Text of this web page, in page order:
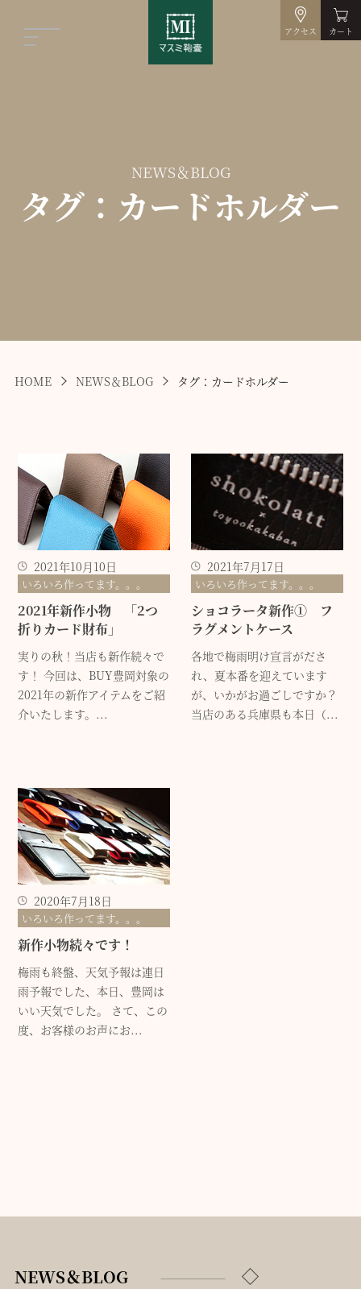
アクセス カート
NEWS＆BLOG
タグ：カードホルダー
HOME NEWS＆BLOG タグ：カードホルダー
2021年10月10日
いろいろ作ってます。。。
2021年新作小物 「2つ
折りカード財布」
実りの秋！当店も新作続々で
す！ 今回は、BUY豊岡対象の
2021年の新作アイテムをご紹
介いたします。...
2021年7月17日
いろいろ作ってます。。。
ショコラータ新作① フ
ラグメントケース
各地で梅雨明け宣言がださ
れ、夏本番を迎えています
が、いかがお過ごしですか？
当店のある兵庫県も本日（...
2020年7月18日
いろいろ作ってます。。。
新作小物続々です！
梅雨も終盤、天気予報は連日
雨予報でした、本日、豊岡は
いい天気でした。 さて、この
度、お客様のお声にお...
NEWS＆BLOG